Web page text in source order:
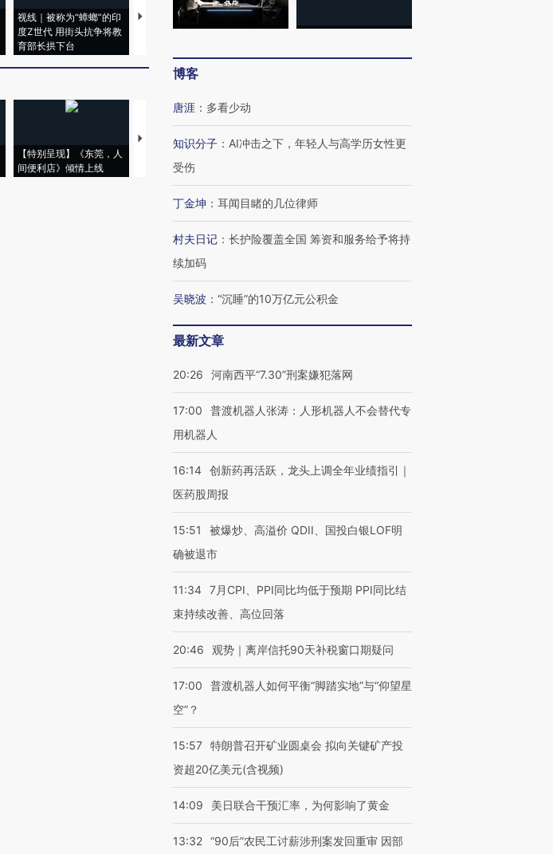
视线｜被称为“蟑螂”的印
度Z世代 用街头抗争将教
育部长拱下台
视线｜“入侵”还是“人道危
机”？难民潮撕裂西班牙
湖北宜昌局部短时降雨
128毫米 紧急转移近
雨 3小时累计雨量超80毫
【特别呈现】《东莞，人
间便利店》倾情上线
【推广】走进第四届链博
【商旅对话】华住集团
博客
唐涯 ： 多看少动
知识分子 ： AI冲击之下，年轻人与高学历女性更
受伤
丁金坤 ： 耳闻目睹的几位律师
村夫日记 ： 长护险覆盖全国 筹资和服务给予将持
续加码
吴晓波 ： “沉睡”的10万亿元公积金
最新文章
20:26 河南西平“7.30”刑案嫌犯落网
17:00
普渡机器人张涛：人形机器人不会替代专
用机器人
16:14 创新药再活跃，龙头上调全年业绩指引｜
医药股周报
15:51
被爆炒、高溢价 QDII、国投白银LOF明
确被退市
11:34 7月CPI、PPI同比均低于预期 PPI同比结
束持续改善、高位回落
20:46 观势｜离岸信托90天补税窗口期疑问
17:00
普渡机器人如何平衡“脚踏实地”与“仰望星
空”？
15:57 特朗普召开矿业圆桌会 拟向关键矿产投
资超20亿美元(含视频)
14:09 美日联合干预汇率，为何影响了黄金
13:32 “90后”农民工讨薪涉刑案发回重审 因部